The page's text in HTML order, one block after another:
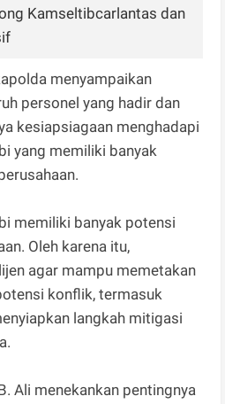
Kamseltibcarlantas dan
menyampaikan
personel yang hadir dan
kesiapsiagaan menghadapi
yang memiliki banyak
memiliki banyak potensi
Oleh karena itu,
agar mampu memetakan
konflik, termasuk
langkah mitigasi
Ali menekankan pentingnya